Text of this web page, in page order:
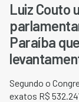
Luiz Couto
Paraíba
Segundo o
exatos R$